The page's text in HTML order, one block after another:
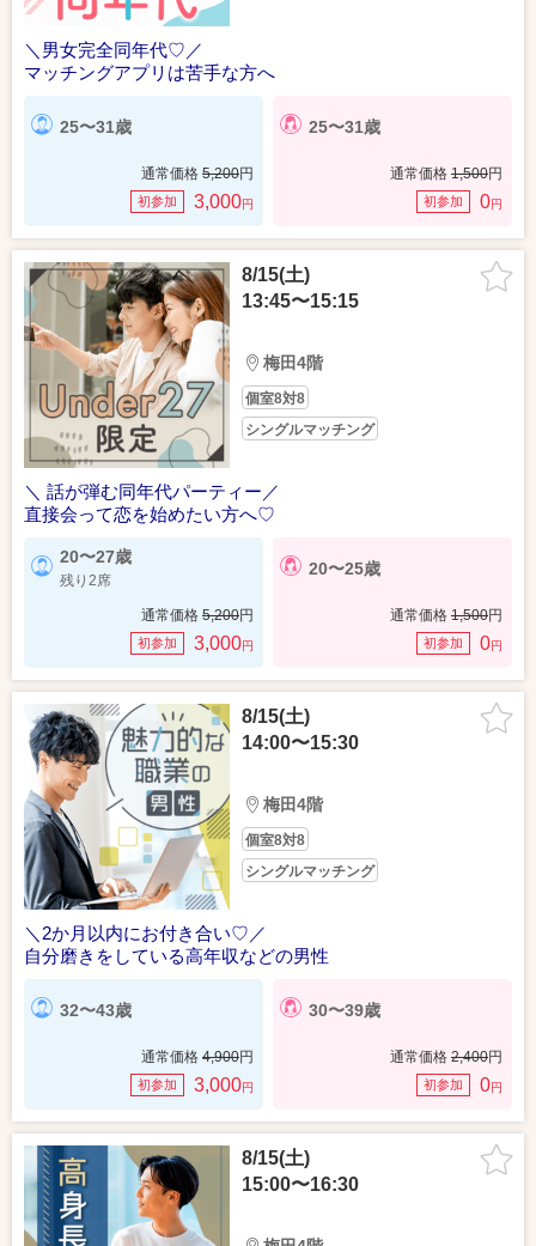
＼男女完全同年代♡／
マッチングアプリは苦手な方へ
25〜31歳
通常価格 5,200円
初参加 3,000円
25〜31歳
通常価格 1,500円
初参加 0円
8/15(土)
13:45〜15:15
梅田4階
個室8対8
シングルマッチング
＼ 話が弾む同年代パーティー／
直接会って恋を始めたい方へ♡
20〜27歳
残り2席
通常価格 5,200円
初参加 3,000円
20〜25歳
通常価格 1,500円
初参加 0円
8/15(土)
14:00〜15:30
梅田4階
個室8対8
シングルマッチング
＼2か月以内にお付き合い♡／
自分磨きをしている高年収などの男性
32〜43歳
通常価格 4,900円
初参加 3,000円
30〜39歳
通常価格 2,400円
初参加 0円
8/15(土)
15:00〜16:30